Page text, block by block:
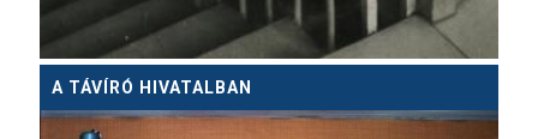
A TÁVÍRÓ HIVATALBAN